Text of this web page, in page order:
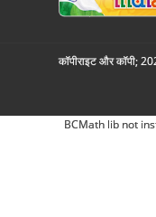
कॉपीराइट और कॉपी;
BCMath lib not